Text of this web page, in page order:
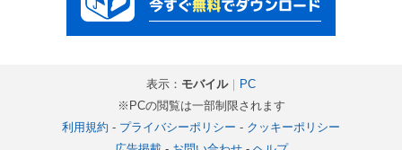
表示： モバイル｜
PC
※PCの閲覧は一部制限されます
利用規約 - プライバシーポリシー - クッキーポリシー